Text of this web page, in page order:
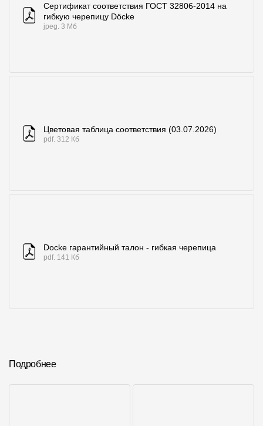
Сертификат соответствия ГОСТ 32806-2014 на
гибкую черепицу Döcke
jpeg. 3 Мб
Цветовая таблица соответствия (03.07.2026)
pdf. 312 Кб
Docke гарантийный талон - гибкая черепица
pdf. 141 Кб
Подробнее